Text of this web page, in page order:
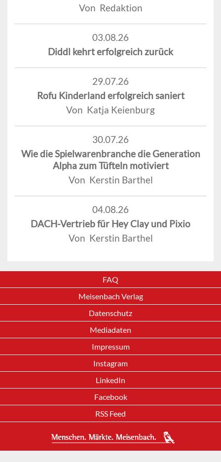
Von Redaktion
03.08.26
Diddl kehrt erfolgreich zurück
29.07.26
Rofu Kinderland erfolgreich saniert
Von Katja Keienburg
30.07.26
Wie die Spielwarenbranche die Generation
Alpha zum Tüfteln motiviert
Von Kerstin Barthel
04.08.26
DACH-Vertrieb für Hey Clay und Pixio
Von Kerstin Barthel
FAQ
Meisenbach Verlag
Datenschutz
Mediadaten
Impressum
Instagram
LinkedIn
Facebook
RSS Feed